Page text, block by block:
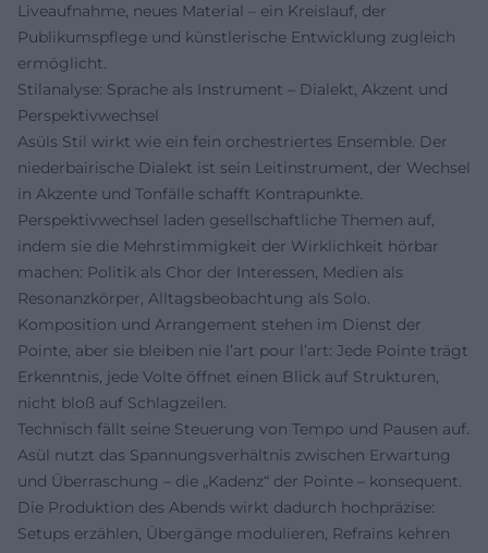
Liveaufnahme, neues Material – ein Kreislauf, der
Publikumspflege und künstlerische Entwicklung zugleich
ermöglicht.
Stilanalyse: Sprache als Instrument – Dialekt, Akzent und
Perspektivwechsel
Asüls Stil wirkt wie ein fein orchestriertes Ensemble. Der
niederbairische Dialekt ist sein Leitinstrument, der Wechsel
in Akzente und Tonfälle schafft Kontrapunkte.
Perspektivwechsel laden gesellschaftliche Themen auf,
indem sie die Mehrstimmigkeit der Wirklichkeit hörbar
machen: Politik als Chor der Interessen, Medien als
Resonanzkörper, Alltagsbeobachtung als Solo.
Komposition und Arrangement stehen im Dienst der
Pointe, aber sie bleiben nie l’art pour l’art: Jede Pointe trägt
Erkenntnis, jede Volte öffnet einen Blick auf Strukturen,
nicht bloß auf Schlagzeilen.
Technisch fällt seine Steuerung von Tempo und Pausen auf.
Asül nutzt das Spannungsverhältnis zwischen Erwartung
und Überraschung – die „Kadenz“ der Pointe – konsequent.
Die Produktion des Abends wirkt dadurch hochpräzise:
Setups erzählen, Übergänge modulieren, Refrains kehren